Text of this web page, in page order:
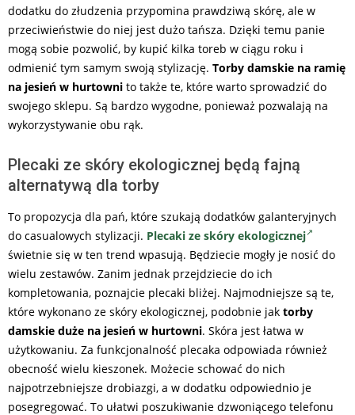
dodatku do złudzenia przypomina prawdziwą skórę, ale w
przeciwieństwie do niej jest dużo tańsza. Dzięki temu panie
mogą sobie pozwolić, by kupić kilka toreb w ciągu roku i
odmienić tym samym swoją stylizację. Torby damskie na ramię
na jesień w hurtowni to także te, które warto sprowadzić do
swojego sklepu. Są bardzo wygodne, ponieważ pozwalają na
wykorzystywanie obu rąk.
Plecaki ze skóry ekologicznej będą fajną
alternatywą dla torby
To propozycja dla pań, które szukają dodatków galanteryjnych
do casualowych stylizacji. Plecaki ze skóry ekologicznej
świetnie się w ten trend wpasują. Będziecie mogły je nosić do
wielu zestawów. Zanim jednak przejdziecie do ich
kompletowania, poznajcie plecaki bliżej. Najmodniejsze są te,
które wykonano ze skóry ekologicznej, podobnie jak torby
damskie duże na jesień w hurtowni. Skóra jest łatwa w
użytkowaniu. Za funkcjonalność plecaka odpowiada również
obecność wielu kieszonek. Możecie schować do nich
najpotrzebniejsze drobiazgi, a w dodatku odpowiednio je
posegregować. To ułatwi poszukiwanie dzwoniącego telefonu